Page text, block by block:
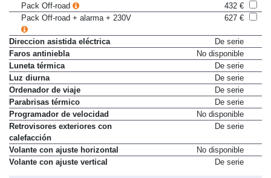
Pack Off-road
432 €
Pack Off-road + alarma + 230V
627 €
Direccion asistida eléctrica
De serie
Faros antiniebla
No disponible
Luneta térmica
De serie
Luz diurna
De serie
Ordenador de viaje
De serie
Parabrisas térmico
De serie
Programador de velocidad
No disponible
Retrovisores exteriores con
calefacción
De serie
Volante con ajuste horizontal
No disponible
Volante con ajuste vertical
De serie